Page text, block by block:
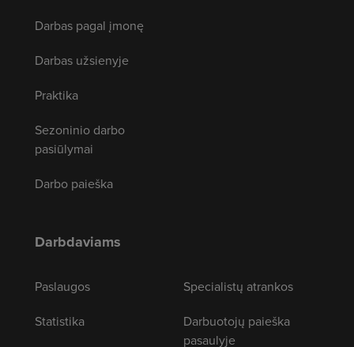
Darbas pagal įmonę
Darbas užsienyje
Praktika
Sezoninio darbo
pasiūlymai
Darbo paieška
Darbdaviams
Paslaugos
Statistika
Specialistų atrankos
Darbuotojų paieška
pasaulyje